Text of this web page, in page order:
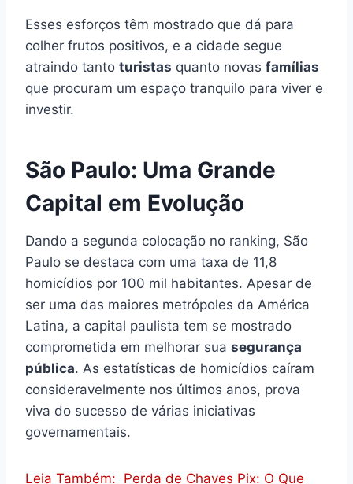
Esses esforços têm mostrado que dá para
colher frutos positivos, e a cidade segue
atraindo tanto turistas quanto novas famílias
que procuram um espaço tranquilo para viver e
investir.
São Paulo: Uma Grande
Capital em Evolução
Dando a segunda colocação no ranking, São
Paulo se destaca com uma taxa de 11,8
homicídios por 100 mil habitantes. Apesar de
ser uma das maiores metrópoles da América
Latina, a capital paulista tem se mostrado
comprometida em melhorar sua segurança
pública. As estatísticas de homicídios caíram
consideravelmente nos últimos anos, prova
viva do sucesso de várias iniciativas
governamentais.
Leia Também: Perda de Chaves Pix: O Que